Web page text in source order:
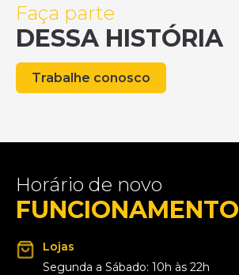
Faça parte
DESSA HISTÓRIA
Trabalhe conosco
Horário de novo
FUNCIONAMENTO
Lojas
Segunda a Sábado: 10h às 22h